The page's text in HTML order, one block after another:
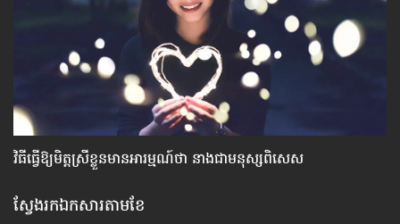
វិធី​ធ្វើ​ឱ្យ​មិត្ត​ស្រី​ខ្លួន​មាន​អារម្មណ៍​ថា នាង​ជា​មនុស្ស​ពិសេស
ស្វែងរកឯកសារតាមខែ